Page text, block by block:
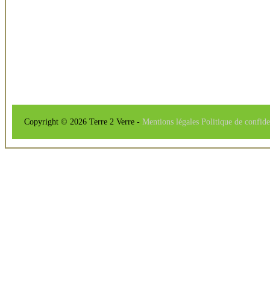
Copyright © 2026 Terre 2 Verre - Mentions légales Politique de